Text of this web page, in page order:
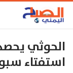
الحوثي
استفتاء